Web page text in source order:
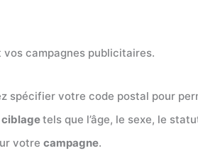
campagnes publicitaires.
spécifier votre code postal pour
ciblagetels que l’âge, le sexe, le
votre campagne.